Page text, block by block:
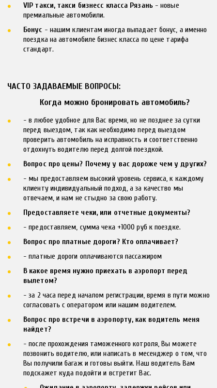
VIP такси, такси бизнесс класса Рязань - новые
премиальные автомобили.
Бонус - нашим клиентам иногда выпадает бонус, а именно
поездка на автомобиле бизнес класса по цене тарифа
стандарт.
ЧАСТО ЗАДАВАЕМЫЕ ВОПРОСЫ:
     Когда можно бронировать автомобиль?
- в любое удобное для Вас время, но не позднее за сутки
перед выездом, так как необходимо перед выездом
проверить автомобиль на исправность и соответственно
отдохнуть водителю перед долгой поездкой.
Вопрос про цены? Почему у вас дороже чем у других?
- мы предоставляем высокий уровень сервиса, к каждому
клиенту индивидуальный подход, а за качество мы
отвечаем, и нам не стыдно за свою работу.
Предоставляете чеки, или отчетные документы?
- предоставляем, сумма чека +1000 руб к поездке.
Вопрос про платные дороги? Кто оплачивает?
- платные дороги оплачиваются пассажиром
В какое время нужно приехать в аэропорт перед
вылетом?
- за 2 часа перед началом регистрации, время в пути можно
согласовать с оператором или нашим водителем.
Вопрос про встречи в аэропорту, как водитель меня
найдет?
- после прохождения таможенного котроля, Вы можете
позвонить водителю, или написать в месенджер о том, что
Вы получили багаж и готовы выйти. Наш водитель Вам
подскажет куда подойти и встретит Вас.